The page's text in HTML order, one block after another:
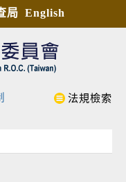
局 English
法規檢索